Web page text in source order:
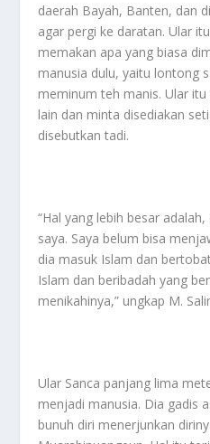
daerah Bayah, Banten, dan
agar pergi ke daratan. Ular
memakan apa yang biasa
manusia dulu, yaitu lontong
meminum teh manis. Ular
lain dan minta disediakan
disebutkan tadi.
“Hal yang lebih besar
saya. Saya belum bisa
dia masuk Islam dan
Islam dan beribadah yang
menikahinya,” ungkap M.
Ular Sanca panjang lima
menjadi manusia. Dia gadis
bunuh diri menerjunkan